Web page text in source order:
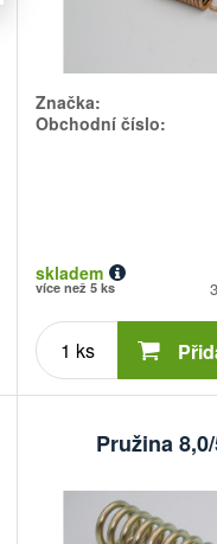
Značka:
Obchodní číslo:
skladem
více než 5 ks
Počet
kusů
Pružina